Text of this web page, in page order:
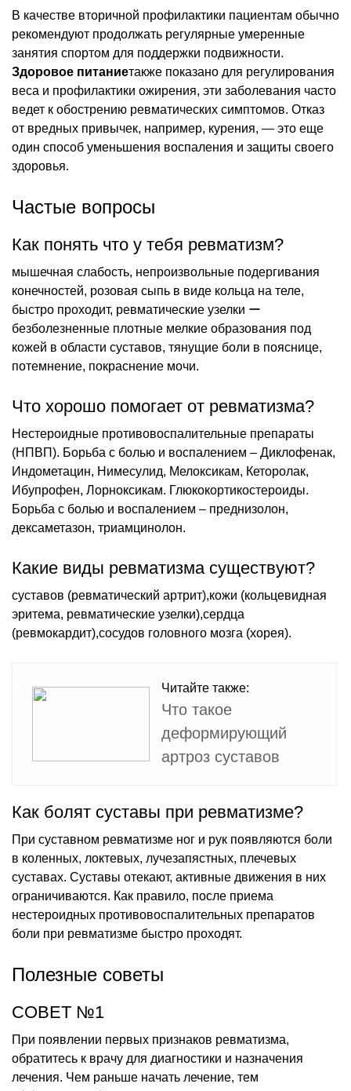
В качестве вторичной профилактики пациентам обычно
рекомендуют продолжать регулярные умеренные
занятия спортом для поддержки подвижности.
Здоровое питаниетакже показано для регулирования
веса и профилактики ожирения, эти заболевания часто
ведет к обострению ревматических симптомов. Отказ
от вредных привычек, например, курения, — это еще
один способ уменьшения воспаления и защиты своего
здоровья.
Частые вопросы
Как понять что у тебя ревматизм?
мышечная слабость, непроизвольные подергивания
конечностей, розовая сыпь в виде кольца на теле,
быстро проходит, ревматические узелки ー
безболезненные плотные мелкие образования под
кожей в области суставов, тянущие боли в пояснице,
потемнение, покраснение мочи.
Что хорошо помогает от ревматизма?
Нестероидные противовоспалительные препараты
(НПВП). Борьба с болью и воспалением – Диклофенак,
Индометацин, Нимесулид, Мелоксикам, Кеторолак,
Ибупрофен, Лорноксикам. Глюкокортикостероиды.
Борьба с болью и воспалением – преднизолон,
дексаметазон, триамцинолон.
Какие виды ревматизма существуют?
суставов (ревматический артрит),кожи (кольцевидная
эритема, ревматические узелки),сердца
(ревмокардит),сосудов головного мозга (хорея).
Читайте также:
Что такое
деформирующий
артроз суставов
Как болят суставы при ревматизме?
При суставном ревматизме ног и рук появляются боли
в коленных, локтевых, лучезапястных, плечевых
суставах. Суставы отекают, активные движения в них
ограничиваются. Как правило, после приема
нестероидных противовоспалительных препаратов
боли при ревматизме быстро проходят.
Полезные советы
СОВЕТ №1
При появлении первых признаков ревматизма,
обратитесь к врачу для диагностики и назначения
лечения. Чем раньше начать лечение, тем